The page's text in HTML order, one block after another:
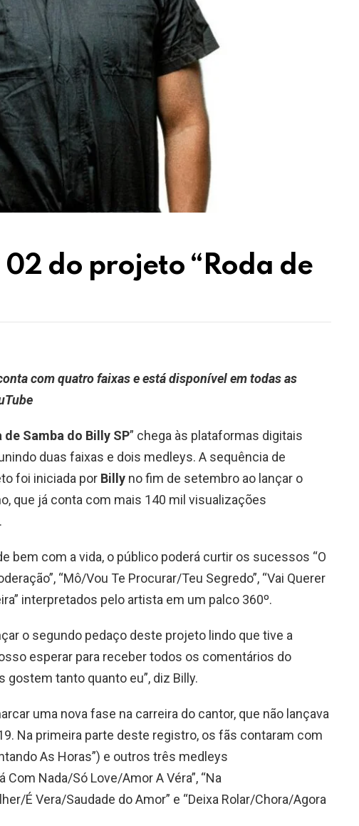
02 do projeto “Roda de
com quatro faixas e está disponível em todas as
de Samba do Billy SP” chega às plataformas digitais
duas faixas e dois medleys. A sequência de
foi iniciada por Billy no fim de setembro ao lançar o
que já conta com mais 140 mil visualizações
bem com a vida, o público poderá curtir os sucessos “O
“Mô/Vou Te Procurar/Teu Segredo”, “Vai Querer
interpretados pelo artista em um palco 360º.
o segundo pedaço deste projeto lindo que tive a
esperar para receber todos os comentários do
gostem tanto quanto eu”, diz Billy.
uma nova fase na carreira do cantor, que não lançava
Na primeira parte deste registro, os fãs contaram com
As Horas”) e outros três medleys
Com Nada/Só Love/Amor A Véra”, “Na
É Vera/Saudade do Amor” e “Deixa Rolar/Chora/Agora